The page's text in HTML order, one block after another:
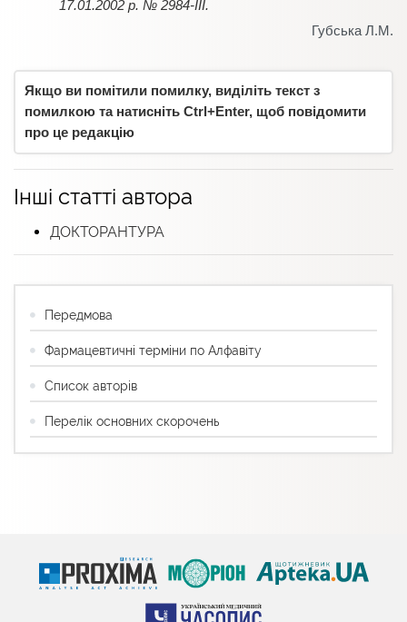
17.01.2002 р. № 2984-III.
Губська Л.М.
Якщо ви помітили помилку, виділіть текст з
помилкою та натисніть Ctrl+Enter, щоб повідомити
про це редакцію
Інші статті автора
ДОКТОРАНТУРА
Передмова
Фармацевтичні терміни по Алфавіту
Список авторів
Перелік основних скорочень